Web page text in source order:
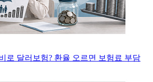
로 달러보험? 환율 오르면 보험료 부담